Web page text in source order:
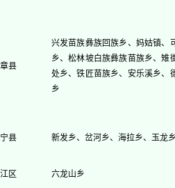
县
兴发苗族彝族回族乡、妈姑镇、
乡、松林坡白族彝族苗族乡、雉
处乡、铁匠苗族乡、安乐溪乡、
乡
县 新发乡、岔河乡、海拉乡、玉龙
区 六龙山乡